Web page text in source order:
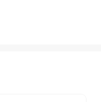
각되어 정리해봤
경을 이용했습니